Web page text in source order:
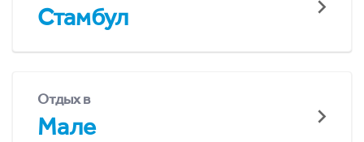
Стамбул
Отдых в
Мале